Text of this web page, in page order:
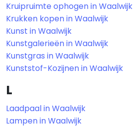
Kruipruimte ophogen in Waalwijk
Krukken kopen in Waalwijk
Kunst in Waalwijk
Kunstgalerieën in Waalwijk
Kunstgras in Waalwijk
Kunststof-Kozijnen in Waalwijk
L
Laadpaal in Waalwijk
Lampen in Waalwijk